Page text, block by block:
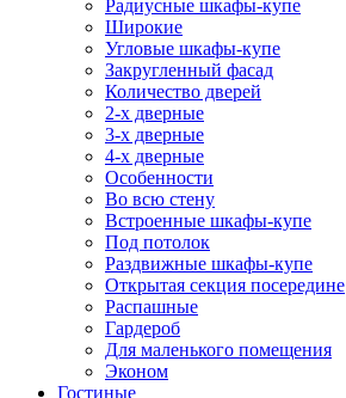
Радиусные шкафы-купе
Широкие
Угловые шкафы-купе
Закругленный фасад
Количество дверей
2-х дверные
3-х дверные
4-х дверные
Особенности
Во всю стену
Встроенные шкафы-купе
Под потолок
Раздвижные шкафы-купе
Открытая секция посередине
Распашные
Гардероб
Для маленького помещения
Эконом
Гостиные